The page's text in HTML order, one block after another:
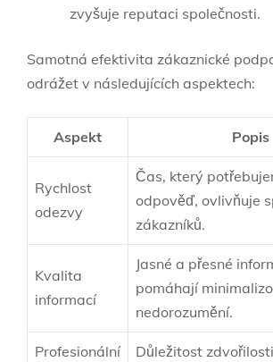
zvyšuje reputaci společnosti.
Samotná efektivita zákaznické
odrážet v následujících aspektech:
Aspekt Popis
Rychlost
odezvy
Čas, který
odpověď, ovlivňuje
zákazníků.
Kvalita
informací
Jasné a přesné
pomáhají
nedorozumění.
Profesionální
Důležitost